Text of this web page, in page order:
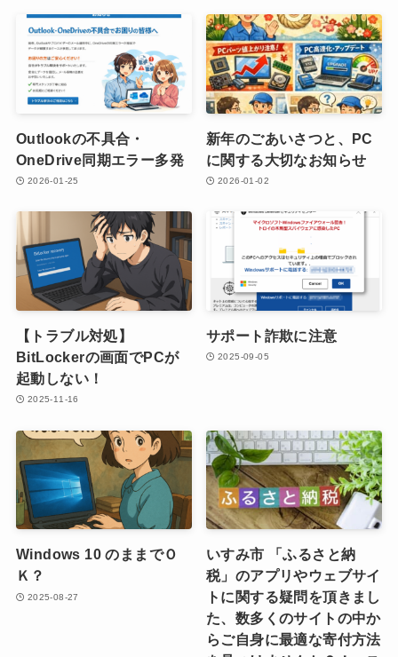
Outlookの不具合・
OneDrive同期エラー多発
2026-01-25
新年のごあいさつと、PC
に関する大切なお知らせ
2026-01-02
【トラブル対処】
BitLockerの画面でPCが
起動しない！
2025-11-16
サポート詐欺に注意
2025-09-05
Windows 10 のままでＯ
Ｋ？
2025-08-27
いすみ市 「ふるさと納
税」のアプリやウェブサイ
トに関する疑問を頂きまし
た、数多くのサイトの中か
らご自身に最適な寄付方法